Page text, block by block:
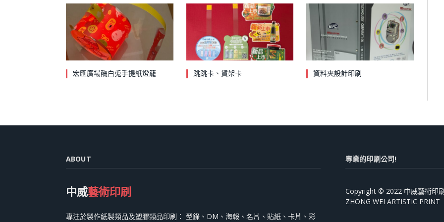
宏匯廣場醜白兎手提紙燈籠 跳跳卡、貨架卡 資料夾設計印刷
ABOUT
中威藝術印刷
專注於製作紙製類品及塑膠類品印刷： 型錄、DM、海報、名片、貼紙、卡片、彩
專業的印刷公司!
Copyright © 2022 中威藝術印
ZHONG WEI ARTISTIC PRINT